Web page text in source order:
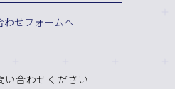
わせフォームへ
い合わせください